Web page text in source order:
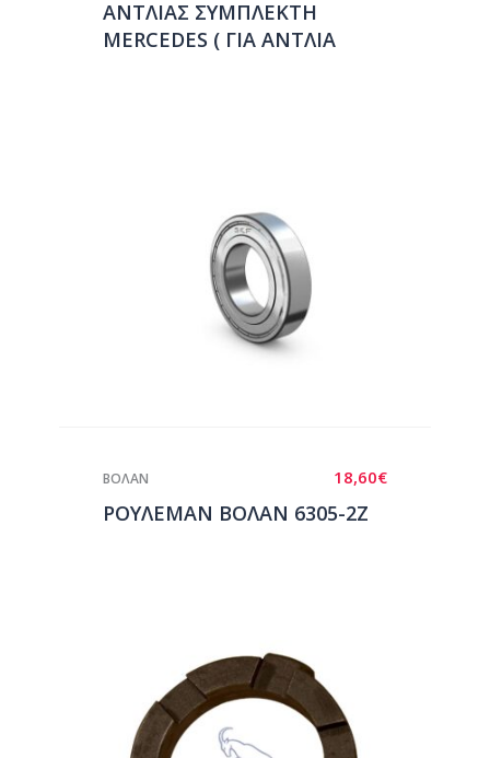
ΑΝΤΛΙΑΣ ΣΥΜΠΛΕΚΤΗ
MERCEDES ( ΓΙΑ ΑΝΤΛΙΑ
18,60€
ΒΟΛΑΝ
ΡΟΥΛΕΜΑΝ ΒΟΛΑΝ 6305-2Ζ